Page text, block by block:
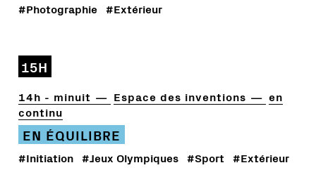
#Photographie #Extérieur
15H
14h - minuit Espace des inventions
en
continu
EN ÉQUILIBRE
#Initiation #Jeux Olympiques #Sport #Extérieur